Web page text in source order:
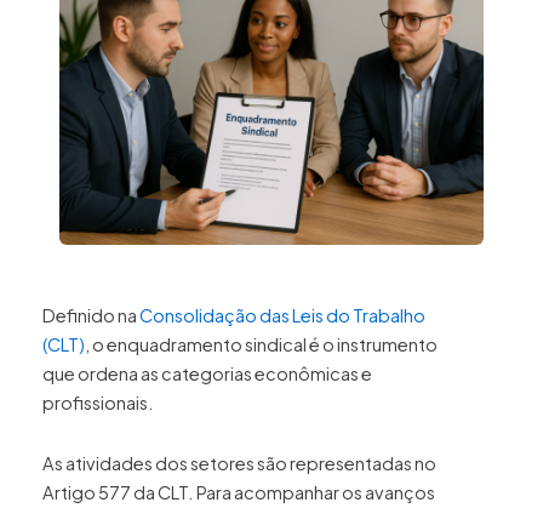
Definido naConsolidação das Leis do Trabalho
(CLT) , o enquadramento sindical é o instrumento
que ordena as categorias econômicas e
profissionais.
As atividades dos setores são representadas no
Artigo 577 da CLT. Para acompanhar os avanços